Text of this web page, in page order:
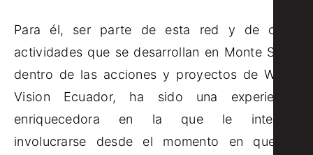
Para él, ser parte de esta red y de otras
actividades que se desarrollan en Monte Sinaí,
dentro de las acciones y proyectos de World
Vision Ecuador, ha sido una experiencia
enriquecedora en la que le interesó
involucrarse desde el momento en que su